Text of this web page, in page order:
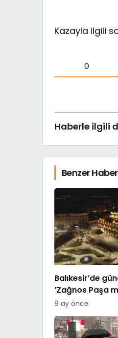
Kazayla ilgili
0
Haberle ilgili
Benzer
Balıkesir’de
’Zağnos Paşa
mı
9 ay önce